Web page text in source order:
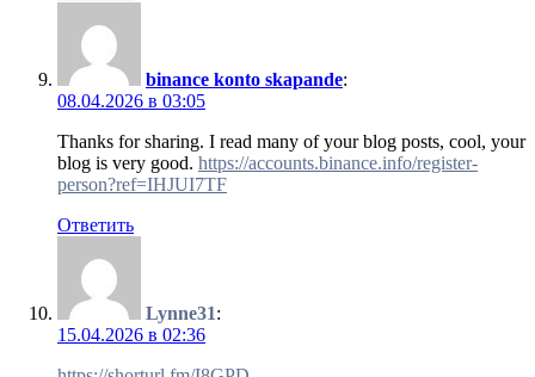
binance konto skapande:
08.04.2026 в 03:05
Thanks for sharing. I read many of your blog posts, cool, your
blog is very good. https://accounts.binance.info/register-
person?ref=IHJUI7TF
Ответить
Lynne31:
15.04.2026 в 02:36